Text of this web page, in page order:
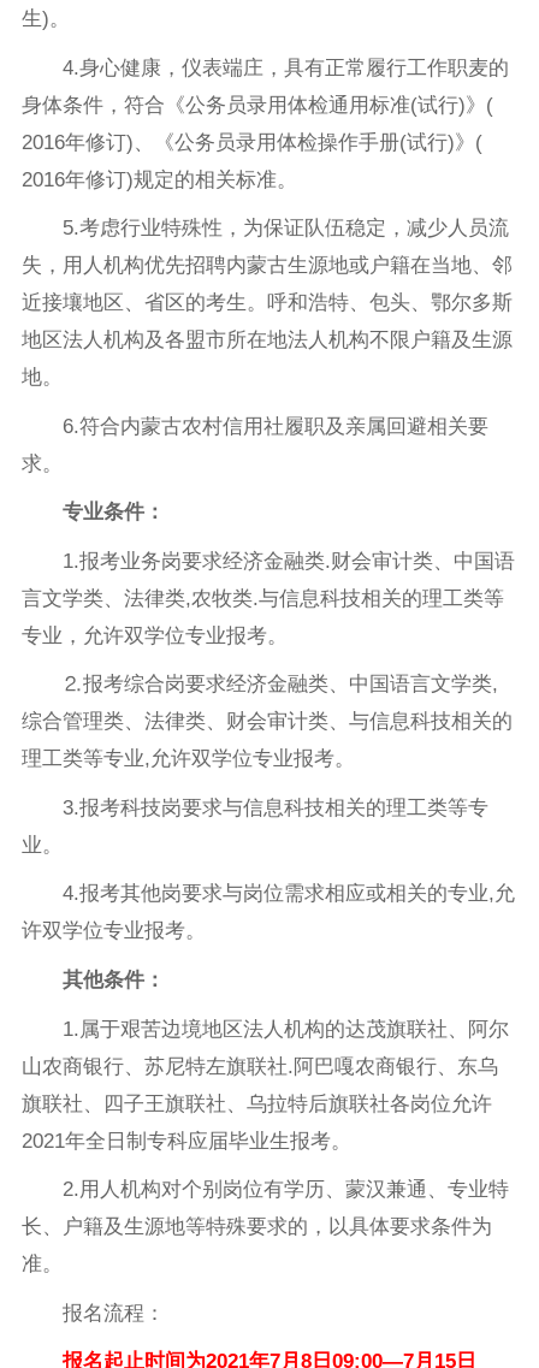
生)。
4.身心健康，仪表端庄，具有正常履行工作职麦的
身体条件，符合《公务员录用体检通用标准(试行)》(
2016年修订)、《公务员录用体检操作手册(试行)》(
2016年修订)规定的相关标准。
5.考虑行业特殊性，为保证队伍稳定，减少人员流
失，用人机构优先招聘内蒙古生源地或户籍在当地、邻
近接壤地区、省区的考生。呼和浩特、包头、鄂尔多斯
地区法人机构及各盟市所在地法人机构不限户籍及生源
地。
6.符合内蒙古农村信用社履职及亲属回避相关要
求。
专业条件：
1.报考业务岗要求经济金融类.财会审计类、中国语
言文学类、法律类,农牧类.与信息科技相关的理工类等
专业，允许双学位专业报考。
⒉报考综合岗要求经济金融类、中国语言文学类,
综合管理类、法律类、财会审计类、与信息科技相关的
理工类等专业,允许双学位专业报考。
3.报考科技岗要求与信息科技相关的理工类等专
业。
4.报考其他岗要求与岗位需求相应或相关的专业,允
许双学位专业报考。
其他条件：
1.属于艰苦边境地区法人机构的达茂旗联社、阿尔
山农商银行、苏尼特左旗联社.阿巴嘎农商银行、东乌
旗联社、四子王旗联社、乌拉特后旗联社各岗位允许
2021年全日制专科应届毕业生报考。
2.用人机构对个别岗位有学历、蒙汉兼通、专业特
长、户籍及生源地等特殊要求的，以具体要求条件为
准。
报名流程：
报名起止时间为2021年7月8日09:00—7月15日